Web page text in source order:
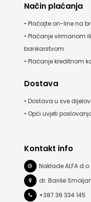
Način plaćanja
• Plaćajte on-line na
• Plaćanje virmanom
bankarstvom
• Plaćanje kreditnom
Dostava
• Dostava u sve
• Opći uvjeti
Kontakt info
Naklade ALFA
dr. Bariše
+387 36 334 145